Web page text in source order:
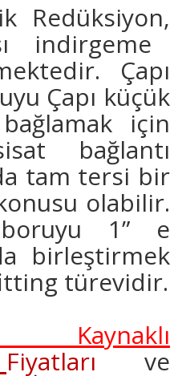
Redüksiyon,
indirgeme
Çapı
Çapı küçük
için
bağlantı
tam tersi bir
olabilir.
1” e
birleştirmek
türevidir.
Kaynaklı
Fiyatları ve